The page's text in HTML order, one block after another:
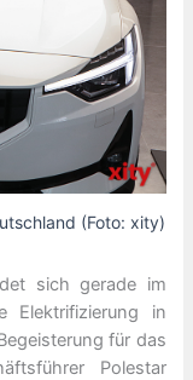
(Foto: xity)
sich gerade im
Elektrifizierung in
für das
Polestar